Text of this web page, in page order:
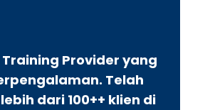
Provider yang
Telah
dari 100++ klien di